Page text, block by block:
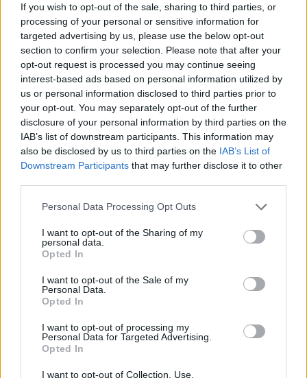
If you wish to opt-out of the sale, sharing to third parties, or
processing of your personal or sensitive information for
targeted advertising by us, please use the below opt-out
section to confirm your selection. Please note that after your
opt-out request is processed you may continue seeing
interest-based ads based on personal information utilized by
us or personal information disclosed to third parties prior to
your opt-out. You may separately opt-out of the further
disclosure of your personal information by third parties on the
IAB’s list of downstream participants. This information may
also be disclosed by us to third parties on the IAB’s List of
Downstream Participants that may further disclose it to other
Personal Data Processing Opt Outs
I want to opt-out of the Sharing of my
personal data.
Opted In
I want to opt-out of the Sale of my
Personal Data.
Opted In
I want to opt-out of processing my
Personal Data for Targeted Advertising.
Opted In
I want to opt-out of Collection, Use,
Resterend oefenprogramma Ajax: waar zijn de
duels te zien
Ajax groeit onder Míchel, maar transfermarkt
blijft cruciaal
Ajax-talent Mohamed Abdalla schrijft Europese
geschiedenis
Shane Kluivert krijgt kans van Flick en begint in
Servische media vergelijken Ajax-talent Abdellah
Ajax zet grote stap richting volgende ronde na
Ajax - Vojvodina
Vaart en Sylvie Meis door de jaren heen